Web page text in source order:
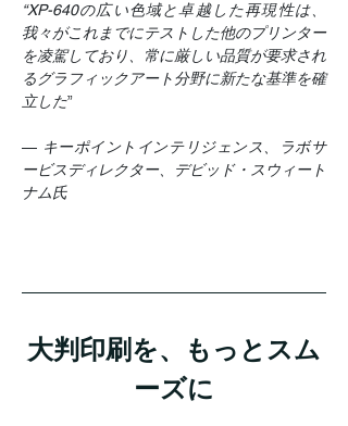
“XP-640の広い色域と卓越した再現性は、
我々がこれまでにテストした他のプリンター
を凌駕しており、常に厳しい品質が要求され
るグラフィックアート分野に新たな基準を確
立した”
— キーポイントインテリジェンス、ラボサ
ービスディレクター、デビッド・スウィート
ナム氏
大判印刷を、もっとスム
ーズに